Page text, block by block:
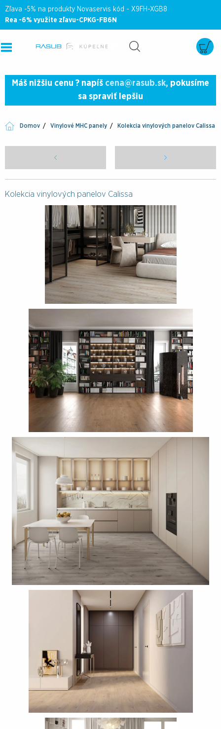
Zľava -5% na produkty Novaservis kód - X9FH-XGB8
Rea -6% využite zľavu-CPKG-FB6N
Máš nižšiu cenu ? napíš cena@rasub.sk, pokusíme
sa spraviť lepšiu
Domov Vinylové MHC panely Kolekcia vinylových panelov Calissa
Kolekcia vinylových panelov Calissa